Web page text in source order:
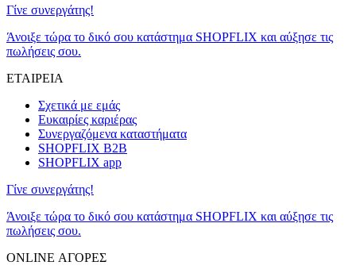
Γίνε συνεργάτης!
Άνοιξε τώρα το δικό σου κατάστημα SHOPFLIX και αύξησε τις
πωλήσεις σου.
ΕΤΑΙΡΕΙΑ
Σχετικά με εμάς
Ευκαιρίες καριέρας
Συνεργαζόμενα καταστήματα
SHOPFLIX B2B
SHOPFLIX app
Γίνε συνεργάτης!
Άνοιξε τώρα το δικό σου κατάστημα SHOPFLIX και αύξησε τις
πωλήσεις σου.
ONLINE ΑΓΟΡΕΣ